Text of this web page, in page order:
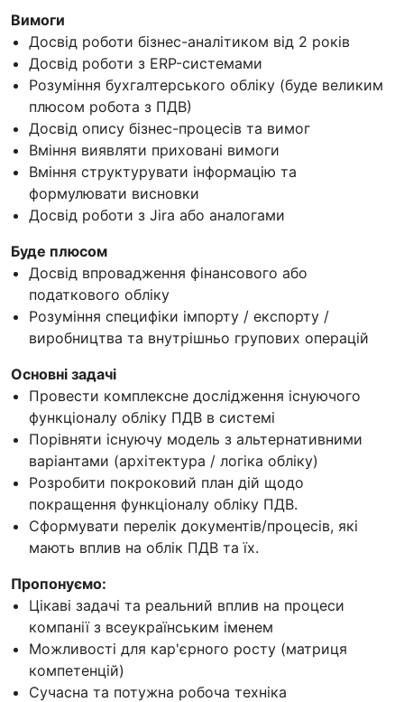
Вимоги
Досвід роботи бізнес-аналітиком від 2 років
Досвід роботи з ERP-системами
Розуміння бухгалтерського обліку (буде великим
плюсом робота з ПДВ)
Досвід опису бізнес-процесів та вимог
Вміння виявляти приховані вимоги
Вміння структурувати інформацію та
формулювати висновки
Досвід роботи з Jira або аналогами
Буде плюсом
Досвід впровадження фінансового або
податкового обліку
Розуміння специфіки імпорту / експорту /
виробництва та внутрішньо групових операцій
Основні задачі
Провести комплексне дослідження існуючого
функціоналу обліку ПДВ в системі
Порівняти існуючу модель з альтернативними
варіантами (архітектура / логіка обліку)
Розробити покроковий план дій щодо
покращення функціоналу обліку ПДВ.
Сформувати перелік документів/процесів, які
мають вплив на облік ПДВ та їх.
Пропонуємо:
Цікаві задачі та реальний вплив на процеси
компанії з всеукраїнським іменем
Можливості для кар'єрного росту (матриця
компетенцій)
Сучасна та потужна робоча техніка